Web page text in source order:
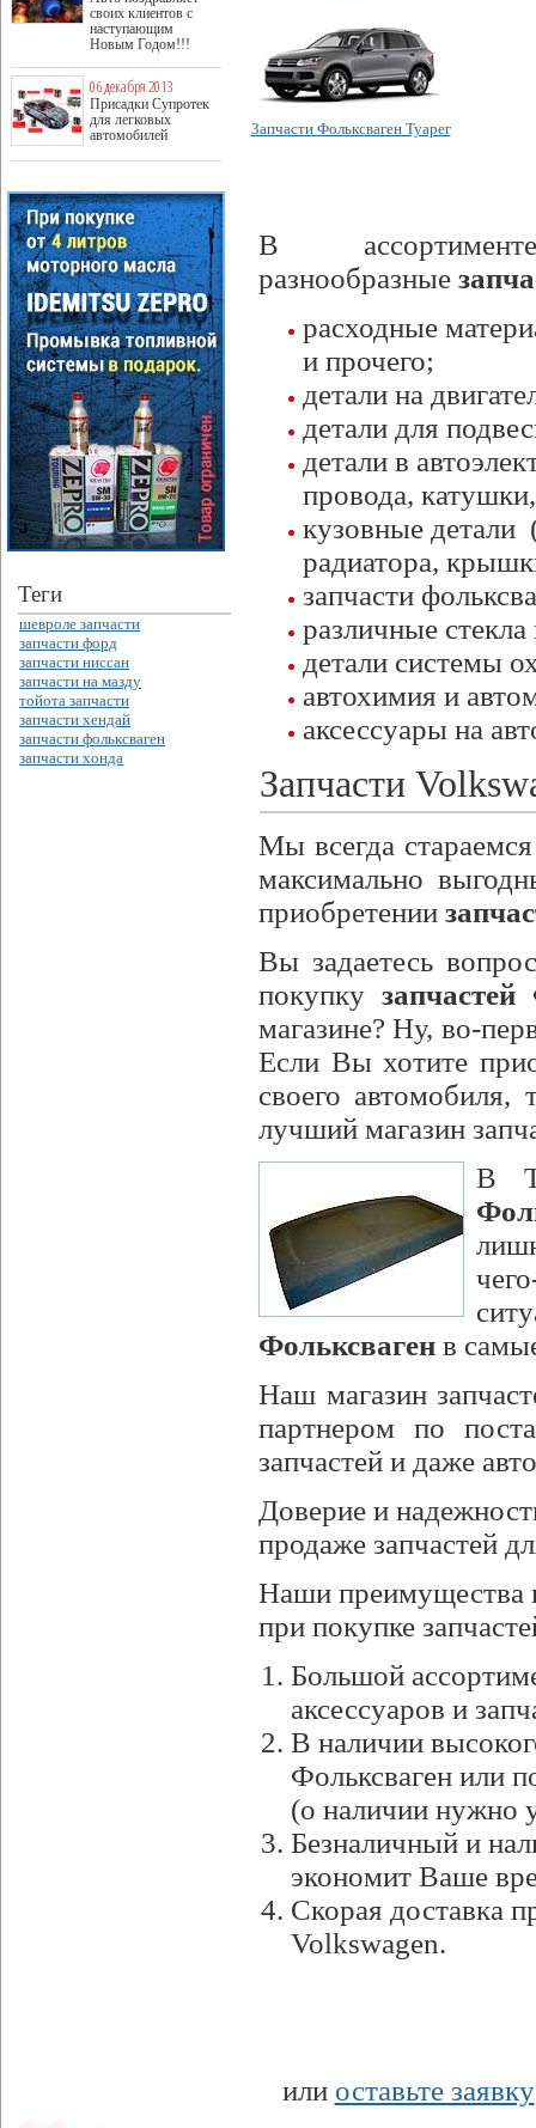
своих клиентов с
наступающим
Новым Годом!!!
06 декабря 2013
Присадки Супротек
для легковых
автомобилей
Теги
шевроле запчасти
запчасти форд
запчасти ниссан
запчасти на мазду
тойота запчасти
запчасти хендай
запчасти фольксваген
запчасти хонда
Запчасти Фольксваген Туарег
В
разнообразные
расходные
и прочего;
детали на
детали для
детали в
провода,
кузовные детали
радиатора,
запчасти
различные
детали системы
автохимия и
аксессуары на
Запчасти
Мы всегда
максимально
приобретении
Вы задаетесь
покупкузапчастей
магазине? Ну, во-
Если Вы хотите
своего
лучший магазин
В
Фольксваген в
Наш магазин
партнером по
запчастей и даже
Доверие и
продаже запчастей
Наши преимущества
при покупке
Большой
аксессуаров и
В наличии
Фольксваген или
(о наличии нужно
Безналичный и
экономит Ваше
Скорая доставка
Volkswagen.
или оставьте заявку